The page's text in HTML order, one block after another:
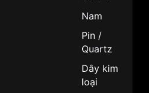
Nam
Pin /
Quartz
Dây kim
loại